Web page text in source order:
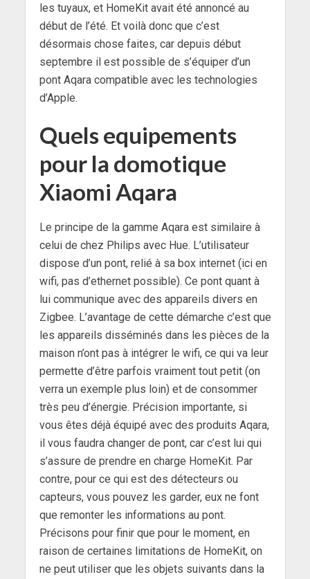
les tuyaux, et HomeKit avait été annoncé au
début de l’été. Et voilà donc que c’est
désormais chose faites, car depuis début
septembre il est possible de s’équiper d’un
pont Aqara compatible avec les technologies
d’Apple.
Quels equipements
pour la domotique
Xiaomi Aqara
Le principe de la gamme Aqara est similaire à
celui de chez Philips avec Hue. L’utilisateur
dispose d’un pont, relié à sa box internet (ici en
wifi, pas d’ethernet possible). Ce pont quant à
lui communique avec des appareils divers en
Zigbee. L’avantage de cette démarche c’est que
les appareils disséminés dans les pièces de la
maison n’ont pas à intégrer le wifi, ce qui va leur
permette d’être parfois vraiment tout petit (on
verra un exemple plus loin) et de consommer
très peu d’énergie. Précision importante, si
vous êtes déjà équipé avec des produits Aqara,
il vous faudra changer de pont, car c’est lui qui
s’assure de prendre en charge HomeKit. Par
contre, pour ce qui est des détecteurs ou
capteurs, vous pouvez les garder, eux ne font
que remonter les informations au pont.
Précisons pour finir que pour le moment, en
raison de certaines limitations de HomeKit, on
ne peut utiliser que les objets suivants dans la